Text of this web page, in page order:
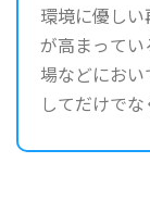
環境に優し
が高まって
場などにお
してだけで